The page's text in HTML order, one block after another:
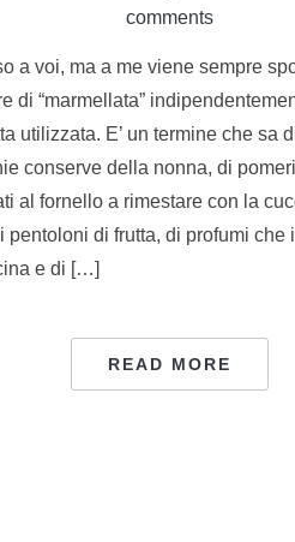
comments
a voi, ma a me viene sempre
di “marmellata”
utilizzata. E’ un termine che sa
conserve della nonna, di
al fornello a rimestare con la
pentoloni di frutta, di profumi che
e di […]
READ MORE